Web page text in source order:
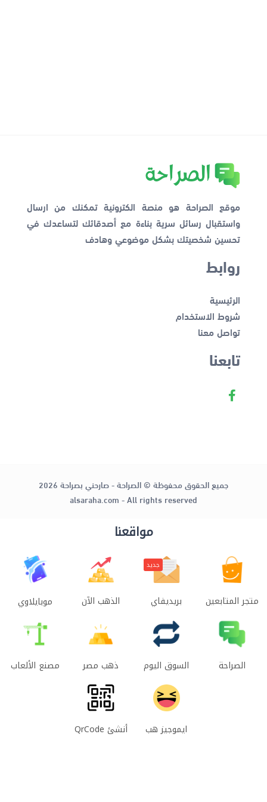
موقع الصراحة هو منصة الكترونية تمكنك من ارسال
واستقبال رسائل سرية بناءة مع أصدقائك لتساعدك في
تحسين شخصيتك بشكل موضوعي وهادف
روابط
الرئيسية
شروط الاستخدام
تواصل معنا
تابعنا
جميع الحقوق محفوظة © الصراحة - صارحني بصراحة 2026
alsaraha.com - All rights reserved